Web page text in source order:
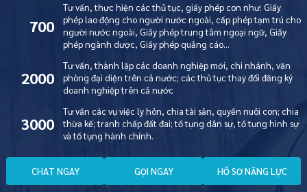
700
Tư vấn, thực hiện các thủ tục, giấy phép con như: Giấy
phép lao động cho người nước ngoài, cấp phép tạm trú cho
người nước ngoài, Giấy phép trung tâm ngoại ngữ, Giấy
phép ngành dược, Giấy phép quảng cáo…
2000
Tư vấn, thành lập các doanh nghiệp mới, chi nhánh, văn
phòng đại diện trên cả nước; các thủ tục thay đổi đăng ký
doanh nghiệp trên cả nước
3000
Tư vấn các vụ việc ly hôn, chia tài sản, quyền nuôi con; chia
thừa kế; tranh chấp đất đai; tố tụng dân sự, tố tụng hình sự
và tố tụng hành chính.
CHAT NGAY GỌI NGAY HỒ SƠ NĂNG LỰC